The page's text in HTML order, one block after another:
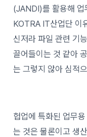
(JANDI)를 활용해 업
KOTRA IT산업단 이
신저라 파일 관련 기
끌어들이는 것 같아
는 그렇지 않아 심적
헙업에 특화된 업무
는 것은 물론이고 생